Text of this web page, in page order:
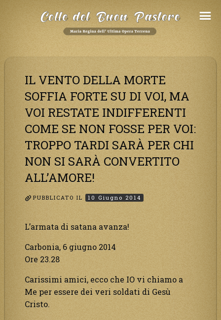
IL VENTO DELLA MORTE
SOFFIA FORTE SU DI VOI, MA
VOI RESTATE INDIFFERENTI
COME SE NON FOSSE PER VOI:
TROPPO TARDI SARÀ PER CHI
NON SI SARÀ CONVERTITO
ALL’AMORE!
PUBBLICATO IL 10 Giugno 2014
L’armata di satana avanza!
Carbonia, 6 giugno 2014
Ore 23.28
Carissimi amici, ecco che IO vi chiamo a
Me per essere dei veri soldati di Gesù
Cristo.